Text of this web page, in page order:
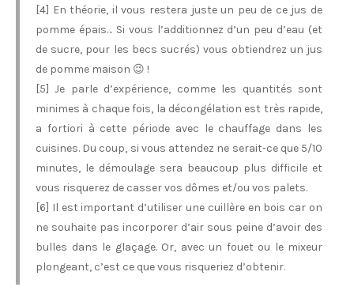
[4] En théorie, il vous restera juste un peu de ce jus de
pomme épais… Si vous l’additionnez d’un peu d’eau (et
de sucre, pour les becs sucrés) vous obtiendrez un jus
de pomme maison 😉 !
[5] Je parle d’expérience, comme les quantités sont
minimes à chaque fois, la décongélation est très rapide,
a fortiori à cette période avec le chauffage dans les
cuisines. Du coup, si vous attendez ne serait-ce que 5/10
minutes, le démoulage sera beaucoup plus difficile et
vous risquerez de casser vos dômes et/ou vos palets.
[6] Il est important d’utiliser une cuillère en bois car on
ne souhaite pas incorporer d’air sous peine d’avoir des
bulles dans le glaçage. Or, avec un fouet ou le mixeur
plongeant, c’est ce que vous risqueriez d’obtenir.